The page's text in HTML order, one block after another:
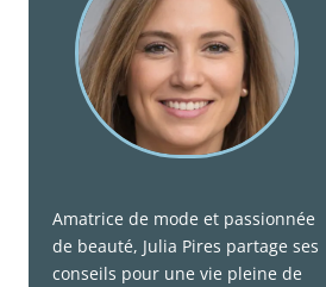
Amatrice de mode et passionnée
de beauté, Julia Pires partage ses
conseils pour une vie pleine de